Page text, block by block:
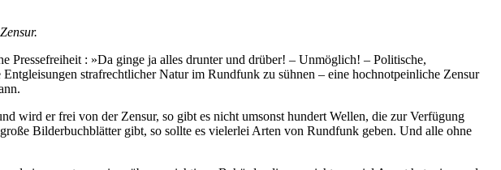
Pressefreiheit : »Da ginge ja alles drunter und drüber! – Unmöglich! – Politische,
strafrechtlicher Natur im Rundfunk zu sühnen – eine hochnotpeinliche Zensur
wird er frei von der Zensur, so gibt es nicht umsonst hundert Wellen, die zur Verfügung
Bilderbuchblätter gibt, so sollte es vielerlei Arten von Rundfunk geben. Und alle ohne